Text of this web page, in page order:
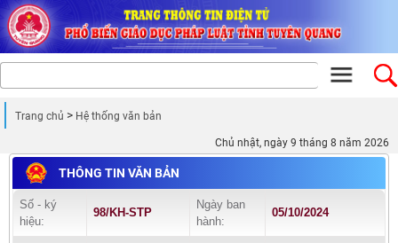
Trang chủ Hệ thống văn bản
Chủ nhật, ngày 9 tháng 8 năm 2026
THÔNG TIN VĂN BẢN
Số - ký
hiệu:
98/KH-STP
Ngày ban
hành:
05/10/2024